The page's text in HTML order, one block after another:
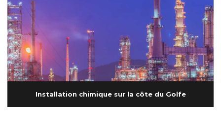
Installation chimique sur la côte du Golfe